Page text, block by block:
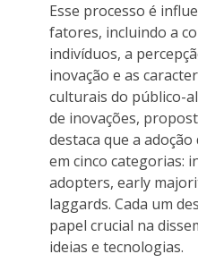
Esse processo é
fatores, incluindo a
indivíduos, a
inovação e as
culturais do público-
de inovações,
destaca que a
em cinco categorias:
adopters, early
laggards. Cada um
papel crucial na
ideias e tecnologias.